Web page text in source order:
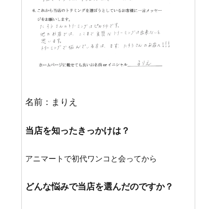
名前：まりえ
当店を知ったきっかけは？
アニマートで初代ワンコと会ってから
どんな悩みで当店を選んだのですか？